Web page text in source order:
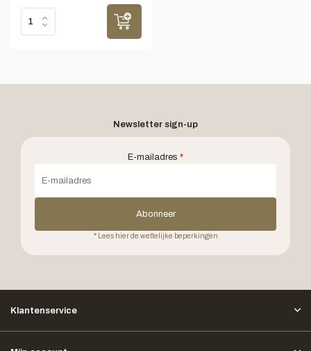
Newsletter sign-up
E-mailadres *
Abonneer
* Lees hier de wettelijke beperkingen
Klantenservice